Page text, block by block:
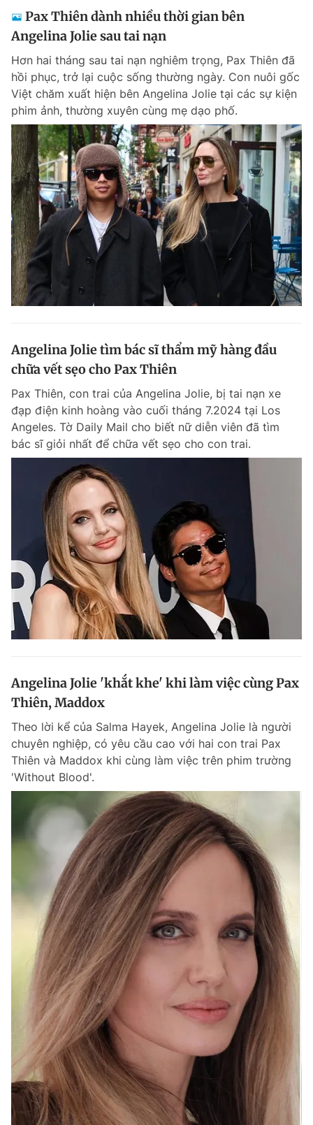
Pax Thiên dành nhiều thời gian bên
Angelina Jolie sau tai nạn
Hơn hai tháng sau tai nạn nghiêm trọng, Pax Thiên đã
hồi phục, trở lại cuộc sống thường ngày. Con nuôi gốc
Việt chăm xuất hiện bên Angelina Jolie tại các sự kiện
phim ảnh, thường xuyên cùng mẹ dạo phố.
Angelina Jolie tìm bác sĩ thẩm mỹ hàng đầu
chữa vết sẹo cho Pax Thiên
Pax Thiên, con trai của Angelina Jolie, bị tai nạn xe
đạp điện kinh hoàng vào cuối tháng 7.2024 tại Los
Angeles. Tờ Daily Mail cho biết nữ diễn viên đã tìm
bác sĩ giỏi nhất để chữa vết sẹo cho con trai.
Angelina Jolie 'khắt khe' khi làm việc cùng Pax
Thiên, Maddox
Theo lời kể của Salma Hayek, Angelina Jolie là người
chuyên nghiệp, có yêu cầu cao với hai con trai Pax
Thiên và Maddox khi cùng làm việc trên phim trường
'Without Blood'.